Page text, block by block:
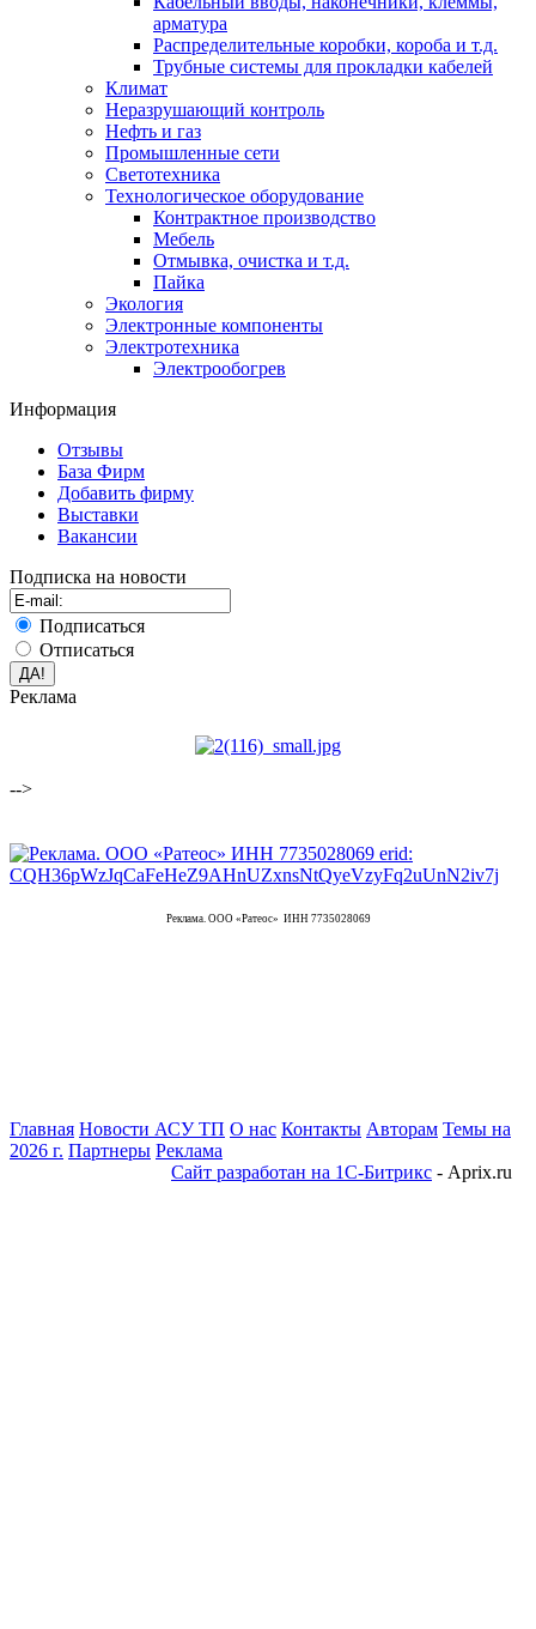
арматура
Распределительные коробки, короба и т.д.
Трубные системы для прокладки кабелей
Климат
Неразрушающий контроль
Нефть и газ
Промышленные сети
Светотехника
Технологическое оборудование
Контрактное производство
Мебель
Отмывка, очистка и т.д.
Пайка
Экология
Электронные компоненты
Электротехника
Электрообогрев
Информация
Отзывы
База Фирм
Добавить фирму
Выставки
Вакансии
Подписка на новости
Подписаться
Отписаться
Реклама
-->
Реклама. ООО «Ратеос» ИНН 7735028069
Главная Новости АСУ ТП О нас Контакты Авторам Темы на
2026 г. Партнеры Реклама
Сайт разработан на 1С-Битрикс - Aprix.ru